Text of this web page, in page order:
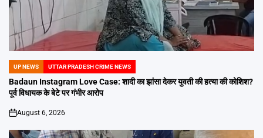
POSTED
IN
UP NEWS UTTAR PRADESH CRIME NEWS
Badaun Instagram Love Case: शादी का झांसा देकर युवती की हत्या की कोशिश?
पूर्व विधायक के बेटे पर गंभीर आरोप
on
August 6, 2026